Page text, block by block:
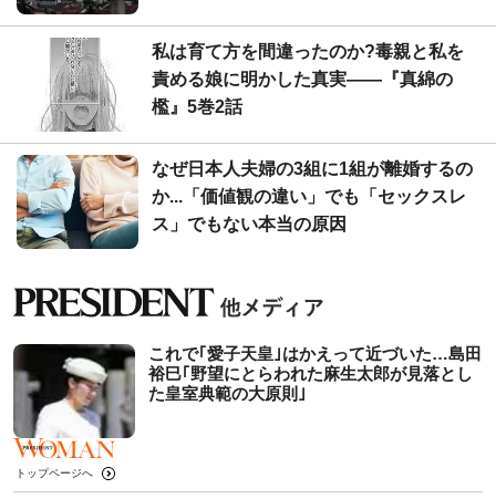
私は育て方を間違ったのか?毒親と私を
責める娘に明かした真実――『真綿の
檻』5巻2話
なぜ日本人夫婦の3組に1組が離婚するの
か...「価値観の違い」でも「セックスレ
ス」でもない本当の原因
これで｢愛子天皇｣はかえって近づいた…島田
裕巳｢野望にとらわれた麻生太郎が見落とし
た皇室典範の大原則｣
トップページへ